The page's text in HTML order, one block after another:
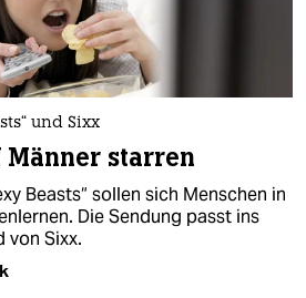
und Sixx
Männer starren
Beasts“ sollen sich Menschen in
Die Sendung passt ins
von Sixx.